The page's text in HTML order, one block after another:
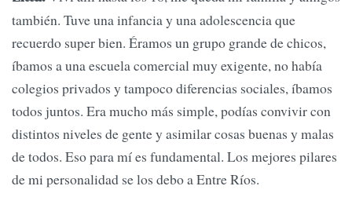
también. Tuve una infancia y una adolescencia que
recuerdo super bien. Éramos un grupo grande de chicos,
íbamos a una escuela comercial muy exigente, no había
colegios privados y tampoco diferencias sociales, íbamos
todos juntos. Era mucho más simple, podías convivir con
distintos niveles de gente y asimilar cosas buenas y malas
de todos. Eso para mí es fundamental. Los mejores pilares
de mi personalidad se los debo a Entre Ríos.